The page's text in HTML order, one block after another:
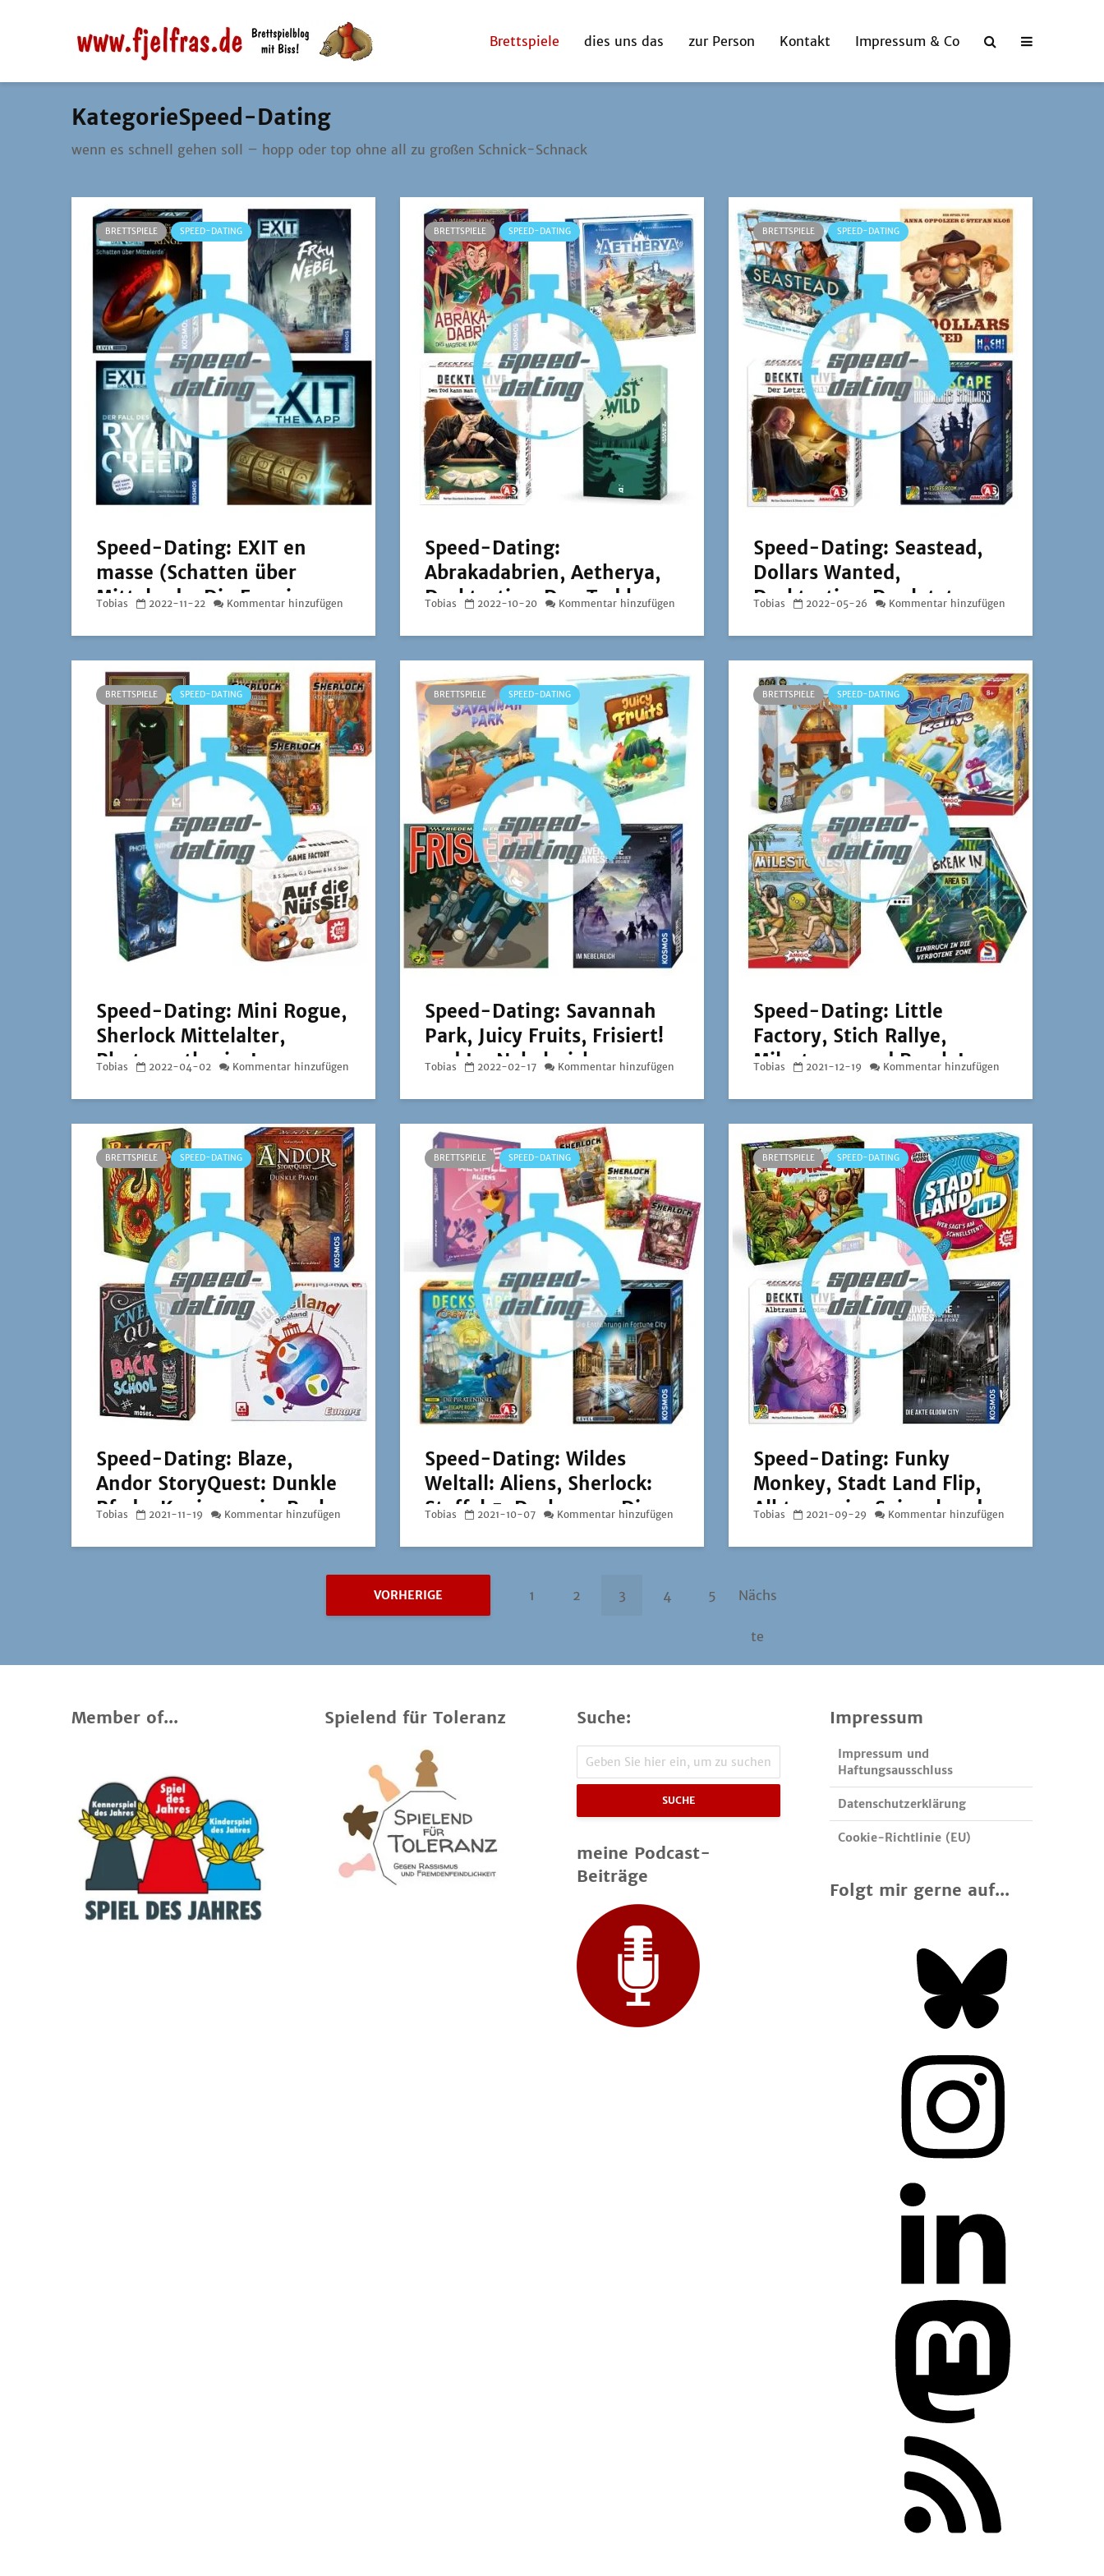
Brettspiele dies uns das zur Person Kontakt Impressum & Co
KategorieSpeed-Dating
wenn es schnell gehen soll – hopp oder top ohne all zu gro­ßen Schnick-Schnack
BRETTSPIELE SPEED-DATING
Speed-Dating: EXIT en
masse (Schatten über
Mittelerde, Die Frau im
von Ophir)
Tobias 2022-11-22 Kommentar hinzufügen
BRETTSPIELE SPEED-DATING
Speed-Dating:
Abrakadabrien, Aetherya,
Decktective: Den Tod kann
Tobias 2022-10-20 Kommentar hinzufügen
BRETTSPIELE SPEED-DATING
Speed-Dating: Seastead,
Dollars Wanted,
Decktective: Der letzte
Tobias 2022-05-26 Kommentar hinzufügen
BRETTSPIELE SPEED-DATING
Speed-Dating: Mini Rogue,
Sherlock Mittelalter,
Photosynthesis: Im
Tobias 2022-04-02 Kommentar hinzufügen
BRETTSPIELE SPEED-DATING
Speed-Dating: Savannah
Park, Juicy Fruits, Frisiert!
und Im Nebelreich
Tobias 2022-02-17 Kommentar hinzufügen
BRETTSPIELE SPEED-DATING
Speed-Dating: Little
Factory, Stich Rallye,
Milestones und Break In –
Tobias 2021-12-19 Kommentar hinzufügen
BRETTSPIELE SPEED-DATING
Speed-Dating: Blaze,
Andor StoryQuest: Dunkle
Pfade, Kneipenquiz: Back
Tobias 2021-11-19 Kommentar hinzufügen
BRETTSPIELE SPEED-DATING
Speed-Dating: Wildes
Weltall: Aliens, Sherlock:
Staffel 5, Deckscape: Die
Tobias 2021-10-07 Kommentar hinzufügen
BRETTSPIELE SPEED-DATING
Speed-Dating: Funky
Monkey, Stadt Land Flip,
Albtraum im Spiegel und
Tobias 2021-09-29 Kommentar hinzufügen
VORHERIGE 1 2 3 4 5 Nächs
te
Member of... Spielend für Toleranz Suche:
SUCHE
meine Podcast-
Beiträge
Impressum
Impressum und
Haftungsausschluss
Datenschutzerklärung
Cookie-Richtlinie (EU)
Folgt mir gerne auf...